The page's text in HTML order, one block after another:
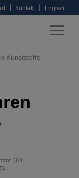
Kontakt English
Kunststoffe
3D-